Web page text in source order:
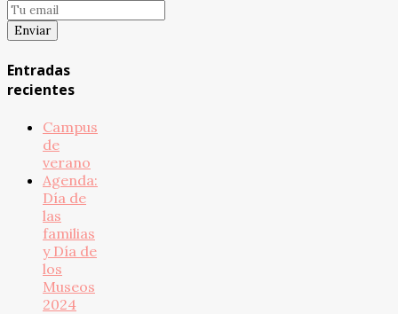
Entradas
recientes
Campus
de
verano
Agenda:
Día de
las
familias
y Día de
los
Museos
2024